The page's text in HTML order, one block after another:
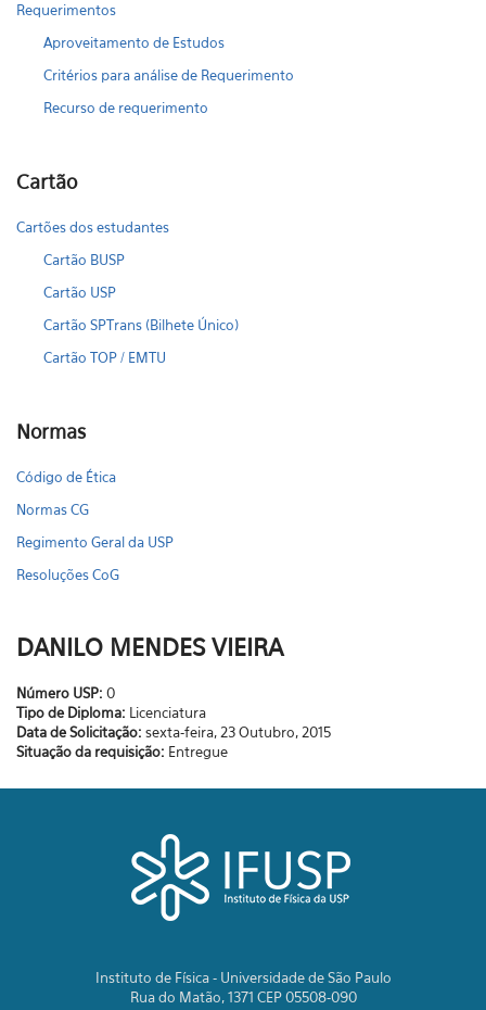
Requerimentos
Aproveitamento de Estudos
Critérios para análise de Requerimento
Recurso de requerimento
Cartão
Cartões dos estudantes
Cartão BUSP
Cartão USP
Cartão SPTrans (Bilhete Único)
Cartão TOP / EMTU
Normas
Código de Ética
Normas CG
Regimento Geral da USP
Resoluções CoG
DANILO MENDES VIEIRA
Número USP: 0
Tipo de Diploma: Licenciatura
Data de Solicitação: sexta-feira, 23 Outubro, 2015
Situação da requisição: Entregue
Instituto de Física - Universidade de São Paulo
Rua do Matão, 1371 CEP 05508-090